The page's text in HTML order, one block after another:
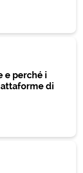
e perché i
di